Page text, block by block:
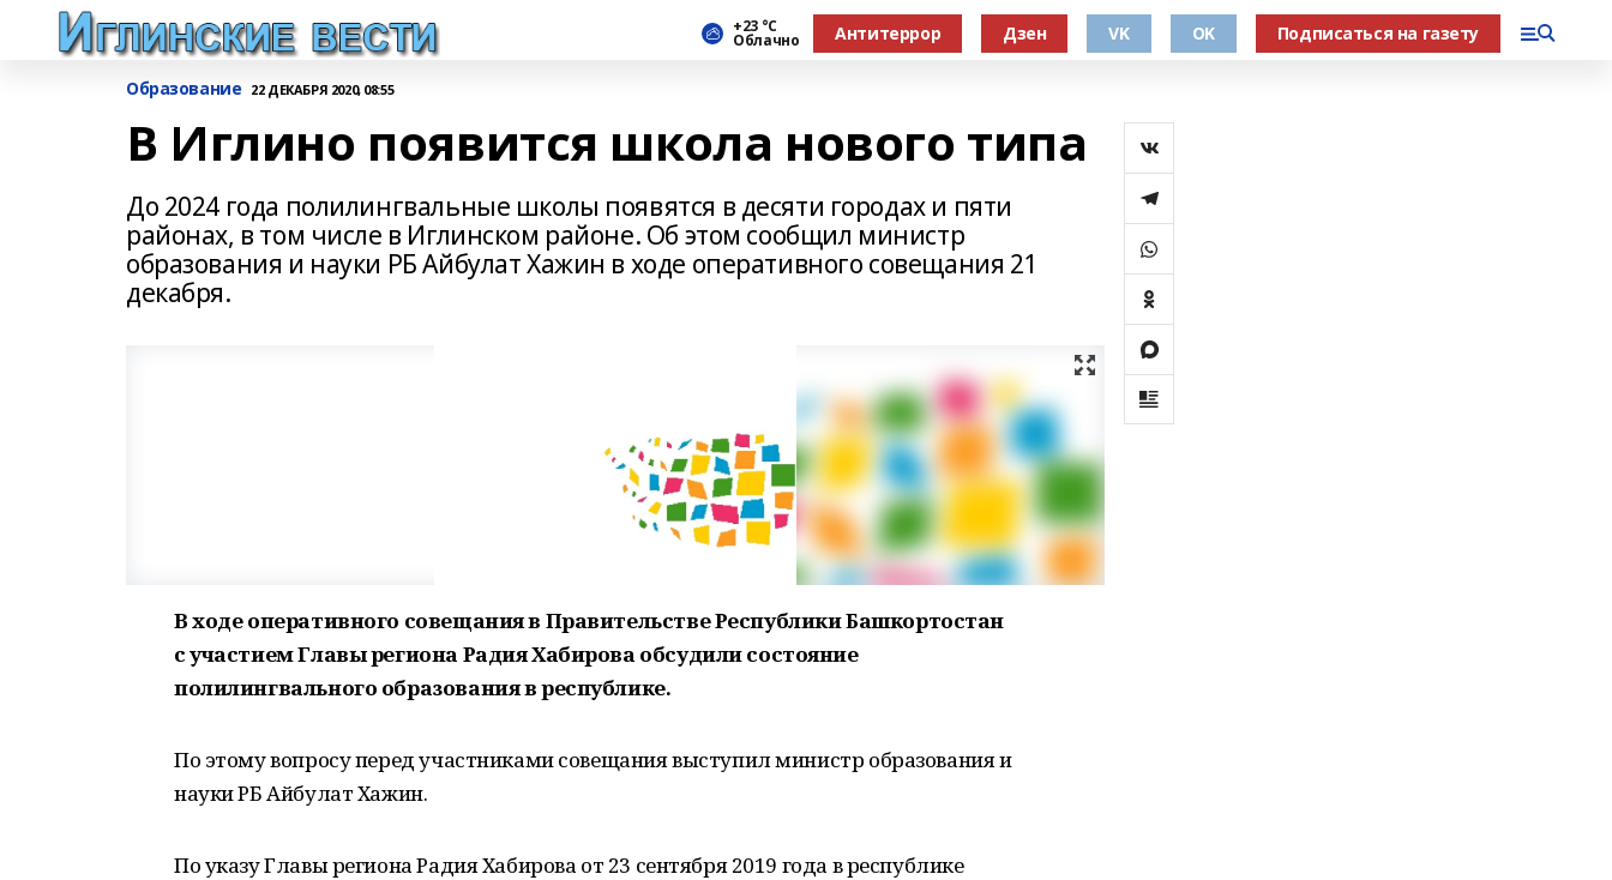
+23 °С
Облачно Антитеррор Дзен VK OK Подписаться на газету
Образование 22 ДЕКАБРЯ 2020, 08:55
В Иглино появится школа нового типа
До 2024 года полилингвальные школы появятся в десяти городах и пяти
районах, в том числе в Иглинском районе. Об этом сообщил министр
образования и науки РБ Айбулат Хажин в ходе оперативного совещания 21
декабря.
В ходе оперативного совещания в Правительстве Республики Башкортостан
с участием Главы региона Радия Хабирова обсудили состояние
полилингвального образования в республике.
По этому вопросу перед участниками совещания выступил министр образования и
науки РБ Айбулат Хажин.
По указу Главы региона Радия Хабирова от 23 сентября 2019 года в республике